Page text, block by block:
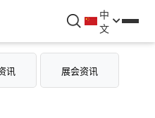
中
文
讯 展会资讯